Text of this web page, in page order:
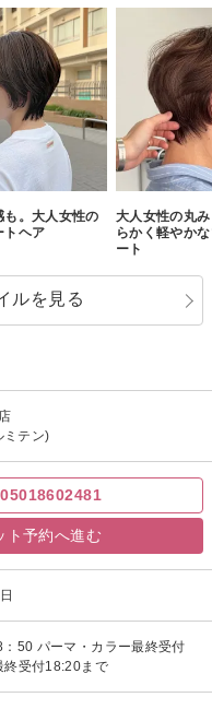
も。大人女性の
トヘア
大人女性の丸
らかく軽やか
ート
ルを見る
ミテン)
05018602481
ト予約へ進む
：50 パーマ・カラー最終受付
受付18:20まで